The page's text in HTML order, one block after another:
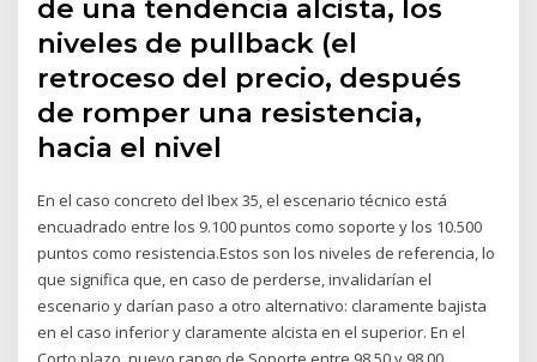
de una tendencia alcista, los
niveles de pullback (el
retroceso del precio, después
de romper una resistencia,
hacia el nivel
En el caso concreto del Ibex 35, el escenario técnico está
encuadrado entre los 9.100 puntos como soporte y los 10.500
puntos como resistencia.Estos son los niveles de referencia, lo
que significa que, en caso de perderse, invalidarían el
escenario y darían paso a otro alternativo: claramente bajista
en el caso inferior y claramente alcista en el superior. En el